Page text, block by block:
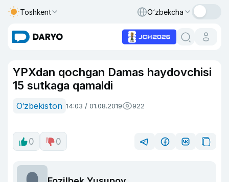
Toshkent O‘zbekcha
YPXdan qochgan Damas haydovchisi
15 sutkaga qamaldi
O‘zbekiston 14:03 / 01.08.2019 922
0 0